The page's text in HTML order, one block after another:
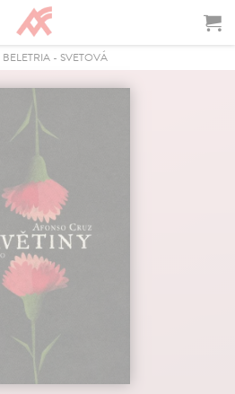
BELETRIA- SVETOVÁ